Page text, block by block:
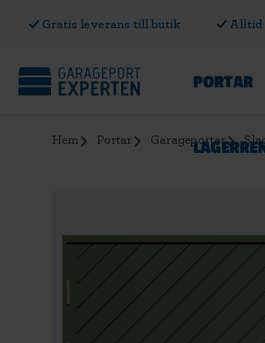
Gratis leverans till butik Alltid
PORTAR
Hem Portar Garageportar